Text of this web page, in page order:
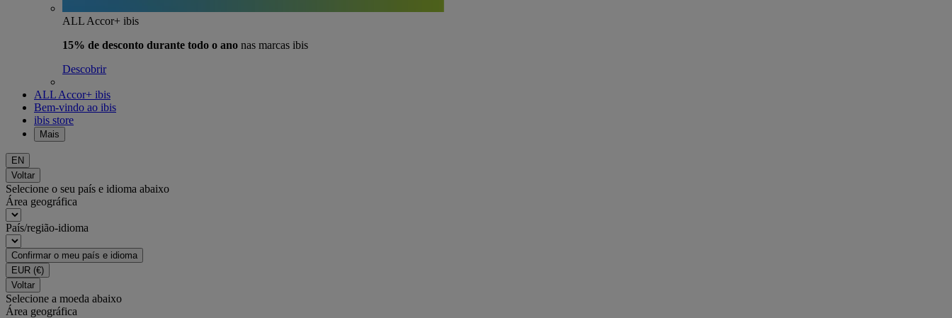
ALL Accor+ ibis
15% de desconto durante todo o ano nas marcas ibis
Descobrir
ALL Accor+ ibis
Bem-vindo ao ibis
ibis store
Mais
EN
Voltar
Selecione o seu país e idioma abaixo
Área geográfica
País/região-idioma
Confirmar o meu país e idioma
EUR (€)
Voltar
Selecione a moeda abaixo
Área geográfica